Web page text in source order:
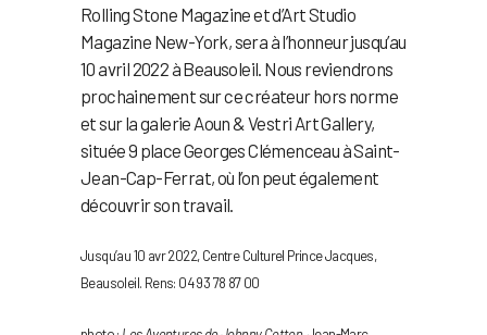
Rolling Stone Magazine et d’Art Studio
Magazine New-York, sera à l’honneur jusqu’au
10 avril 2022 à Beausoleil. Nous reviendrons
prochainement sur ce créateur hors norme
et sur la galerie Aoun & Vestri Art Gallery,
située 9 place Georges Clémenceau à Saint-
Jean-Cap-Ferrat, où l’on peut également
découvrir son travail.
Jusqu’au 10 avr 2022, Centre Culturel Prince Jacques,
Beausoleil. Rens: 04 93 78 87 00